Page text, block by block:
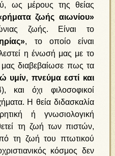
ως μέρους της θείας
ζωής αιωνίου»
ζωής. Είναι το
, το οποίο είναι
η ένωσή μας με το
διαβεβαίωσε πως τα
πνεύμα εστί και
και όχι φιλοσοφικοί
Η θεία διδασκαλία
ή γνωσιολογική
τη ζωή των πιστών,
τη ζωή του πτωτικού
κόσμος δεν